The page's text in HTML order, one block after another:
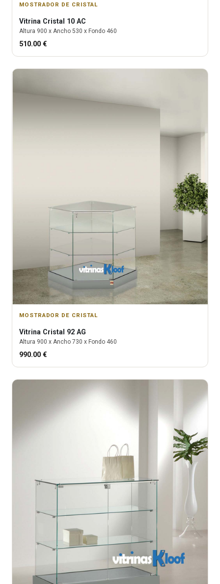
MOSTRADOR DE CRISTAL
Vitrina Cristal 10 AC
Altura 900 x Ancho 530 x Fondo 460
510.00 €
MOSTRADOR DE CRISTAL
Vitrina Cristal 92 AG
Altura 900 x Ancho 730 x Fondo 460
990.00 €